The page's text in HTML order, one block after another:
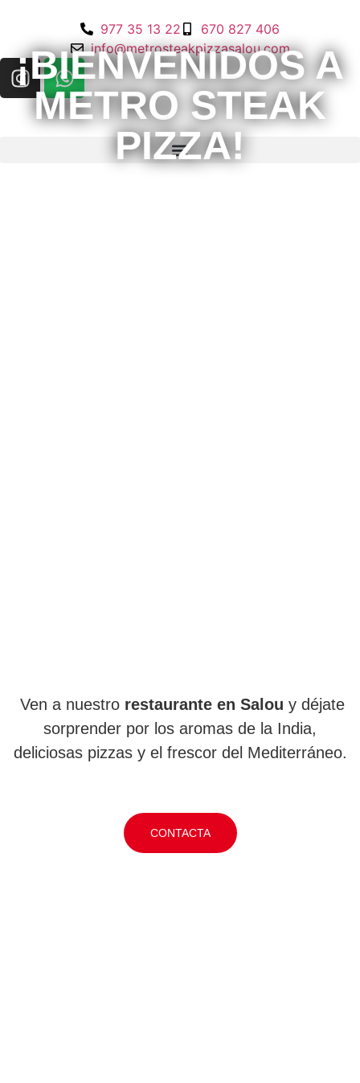
977 35 13 22
670 827 406
info@metrosteakpizzasalou.com
¡BIENVENIDOS A
METRO STEAK
PIZZA!
Ven a nuestro restaurante en Salou y déjate
sorprender por los aromas de la India,
deliciosas pizzas y el frescor del Mediterráneo.
CONTACTA